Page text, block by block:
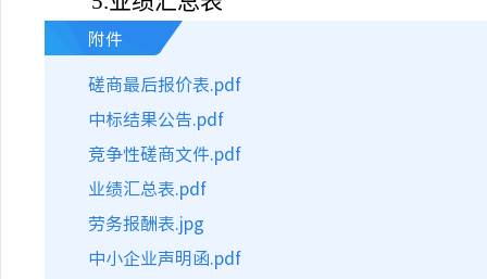
附件
磋商最后报价表.pdf
中标结果公告.pdf
竞争性磋商文件.pdf
业绩汇总表.pdf
劳务报酬表.jpg
中小企业声明函.pdf